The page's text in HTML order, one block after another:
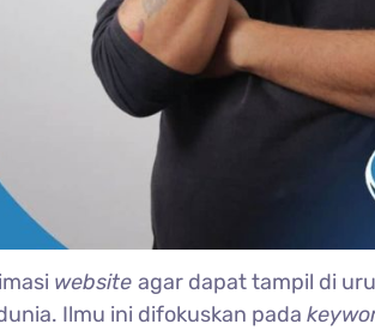
website agar dapat tampil di
Ilmu ini difokuskan pada